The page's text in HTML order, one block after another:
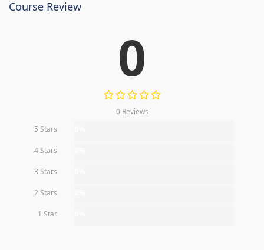
Course Review
0
0 Reviews
5 Stars
4 Stars
3 Stars
2 Stars
1 Star